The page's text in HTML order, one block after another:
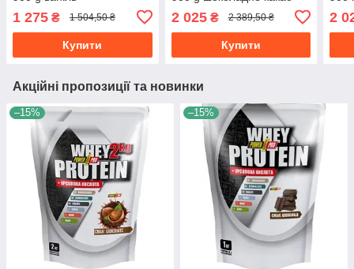
1 275 ₴ 1 504,50 ₴
Купити
2 025₴ 2 389,50 ₴
Купити
2
Акційні пропозиції та новинки
–15% –15%